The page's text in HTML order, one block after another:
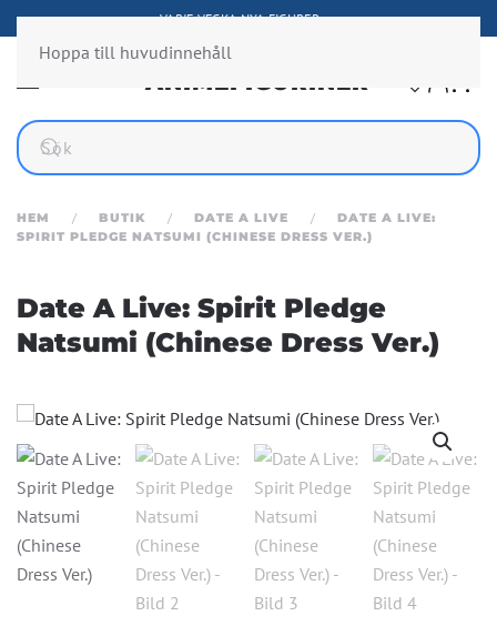
Hoppa till huvudinnehåll
FIGURER FRÅN ÖVER 300 ANIMESERIER
HEM BUTIK DATE A LIVE
DATE A LIVE:
SPIRIT PLEDGE NATSUMI (CHINESE DRESS VER.)
Date A Live: Spirit Pledge
Natsumi (Chinese Dress Ver.)